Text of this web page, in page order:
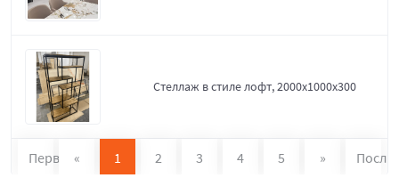
Стеллаж в стиле лофт, 2000х1000х300
Первая « 1 2 3 4 5 »